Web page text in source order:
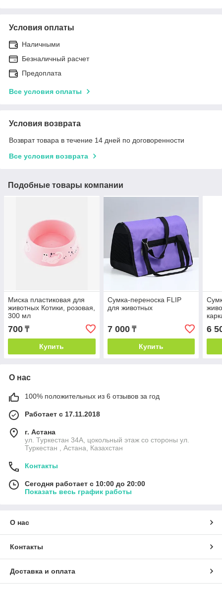
Условия оплаты
Наличными
Безналичный расчет
Предоплата
Все условия оплаты
Условия возврата
Возврат товара в течение 14 дней по договоренности
Все условия возврата
Подобные товары компании
Миска пластиковая для
животных Котики, розовая,
300 мл
700 ₸
Купить
Сумка-переноска FLIP
для животных
7 000₸
Купить
6
О нас
100% положительных из 6 отзывов за год
Работает с 17.11.2018
г. Астана
ул. Туркестан 34А, цокольный этаж со стороны ул.
Туркестан , Астана, Казахстан
Контакты
Сегодня работает с 10:00 до 20:00
Показать весь график работы
О нас
Контакты
Доставка и оплата